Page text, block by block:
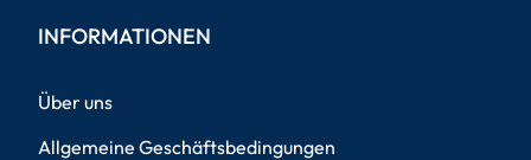
INFORMATIONEN
Über uns
Allgemeine Geschäftsbedingungen